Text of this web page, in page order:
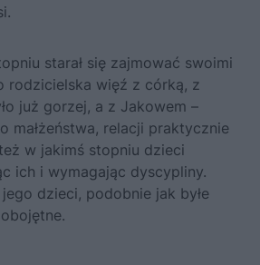
starał się zajmować swoimi
rodzicielska więź z córką, z
już gorzej, a z Jakowem –
małżeństwa, relacji praktycznie
w jakimś stopniu dzieci
ich i wymagając dyscypliny.
dzieci, podobnie jak byłe